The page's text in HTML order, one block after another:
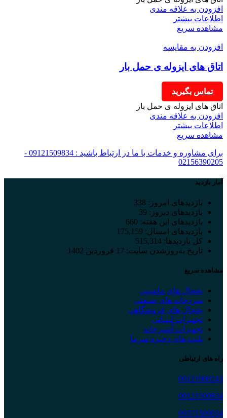
افزودن به علاقه مندی
اطلاعات بیشتر
مشاهده سریع
افزودن به مقایسه
اتاق های ایزوله ی حمل بار
تماس بگیرید
اتاق های ایزوله ی حمل بار
افزودن به علاقه مندی
اطلاعات بیشتر
مشاهده سریع
برای مشاوره و خدمات با ما در ارتباط باشید : 09121509834 -
02156390205
آمار بازدید
بازدیدهای امروز: 338
بازدیدهای دیروز: 39
بازدیدهای این هفته: 660
بازدیدهای امسال: 175,159
کل بازدیدها: 515,314
تاریخ به‌روزشدن سایت: 17 فروردین 1402
مشاهده سریع
یخچال های ماشینی
سردخانه های صنعتی
یخچال های فروشگاهی
تجهیزات لبنیاتی
تجهیزات آشپزخانه
پلیت های ذخیره سرما
راه های ارتباطی
09121908243
09121509834
09371509834